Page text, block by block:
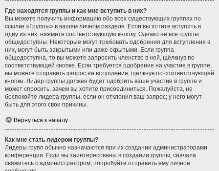
Где находятся группы и как мне вступить в них?
Вы можете получить информацию обо всех существующих группах по
ссылке «Группы» в вашем личном разделе. Если вы хотите вступить в
одну из них, нажмите соответствующую кнопку. Однако не все группы
общедоступны. Некоторые могут требовать одобрения для вступления в
них, могут быть закрытыми или даже скрытыми. Если группа
общедоступна, то вы можете запросить членство в ней, щёлкнув по
соответствующей кнопке. Если требуется одобрение на участие в группе,
вы можете отправить запрос на вступление, щёлкнув по соответствующей
кнопке. Лидер группы должен будет одобрить ваше участие в группе и
может спросить, зачем вы хотите присоединиться. Пожалуйста, не
беспокойте лидера группы, если он отклонил ваш запрос; у него могут
быть для этого свои причины.
Вернуться к началу
Как мне стать лидером группы?
Лидеры групп обычно назначаются при их создании администраторами
конференции. Если вы заинтересованы в создании группы, сначала
свяжитесь с администратором; попробуйте отправить ему личное